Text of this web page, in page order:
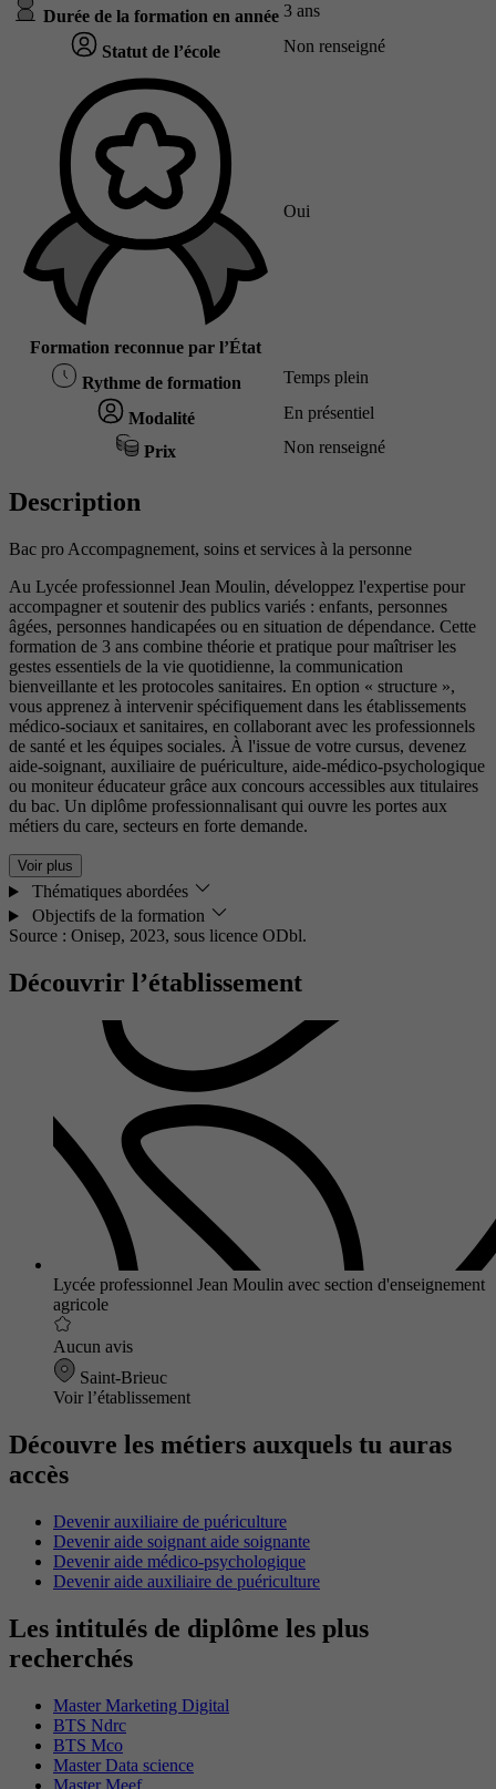
Durée de la formation en année 3 ans
Statut de l’école Non renseigné
Formation reconnue par l’État
Oui
Rythme de formation Temps plein
Modalité En présentiel
Prix Non renseigné
Description
Bac pro Accompagnement, soins et services à la personne
Au Lycée professionnel Jean Moulin, développez l'expertise pour
accompagner et soutenir des publics variés : enfants, personnes
âgées, personnes handicapées ou en situation de dépendance. Cette
formation de 3 ans combine théorie et pratique pour maîtriser les
gestes essentiels de la vie quotidienne, la communication
bienveillante et les protocoles sanitaires. En option « structure »,
vous apprenez à intervenir spécifiquement dans les établissements
médico-sociaux et sanitaires, en collaborant avec les professionnels
de santé et les équipes sociales. À l'issue de votre cursus, devenez
aide-soignant, auxiliaire de puériculture, aide-médico-psychologique
ou moniteur éducateur grâce aux concours accessibles aux titulaires
du bac. Un diplôme professionnalisant qui ouvre les portes aux
métiers du care, secteurs en forte demande.
Voir plus
Thématiques abordées
Objectifs de la formation
Source : Onisep, 2023, sous licence ODbl.
Découvrir l’établissement
Lycée professionnel Jean Moulin avec section d'enseignement
agricole
Aucun avis
Saint-Brieuc
Voir l’établissement
Découvre les métiers auxquels tu auras
accès
Devenir auxiliaire de puériculture
Devenir aide soignant aide soignante
Devenir aide médico-psychologique
Devenir aide auxiliaire de puériculture
Les intitulés de diplôme les plus
recherchés
Master Marketing Digital
BTS Ndrc
BTS Mco
Master Data science
Master Meef